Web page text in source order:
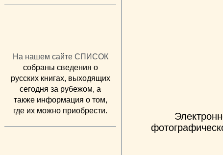
На нашем сайте СПИСОК
собраны сведения о
русских книгах, выходящих
сегодня за рубежом, а
также информация о том,
где их можно приобрести.